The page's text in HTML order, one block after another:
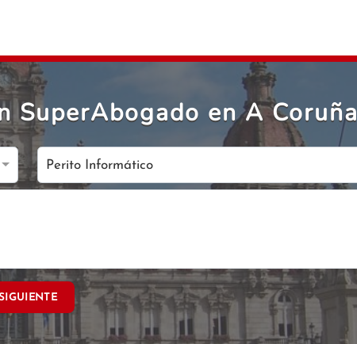
SuperAbogado en A Coruña
Perito Informático